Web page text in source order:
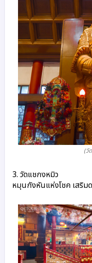
(วั
3. วัดแชกงหมิว
หมุนกังหันแห่งโชค เสริม